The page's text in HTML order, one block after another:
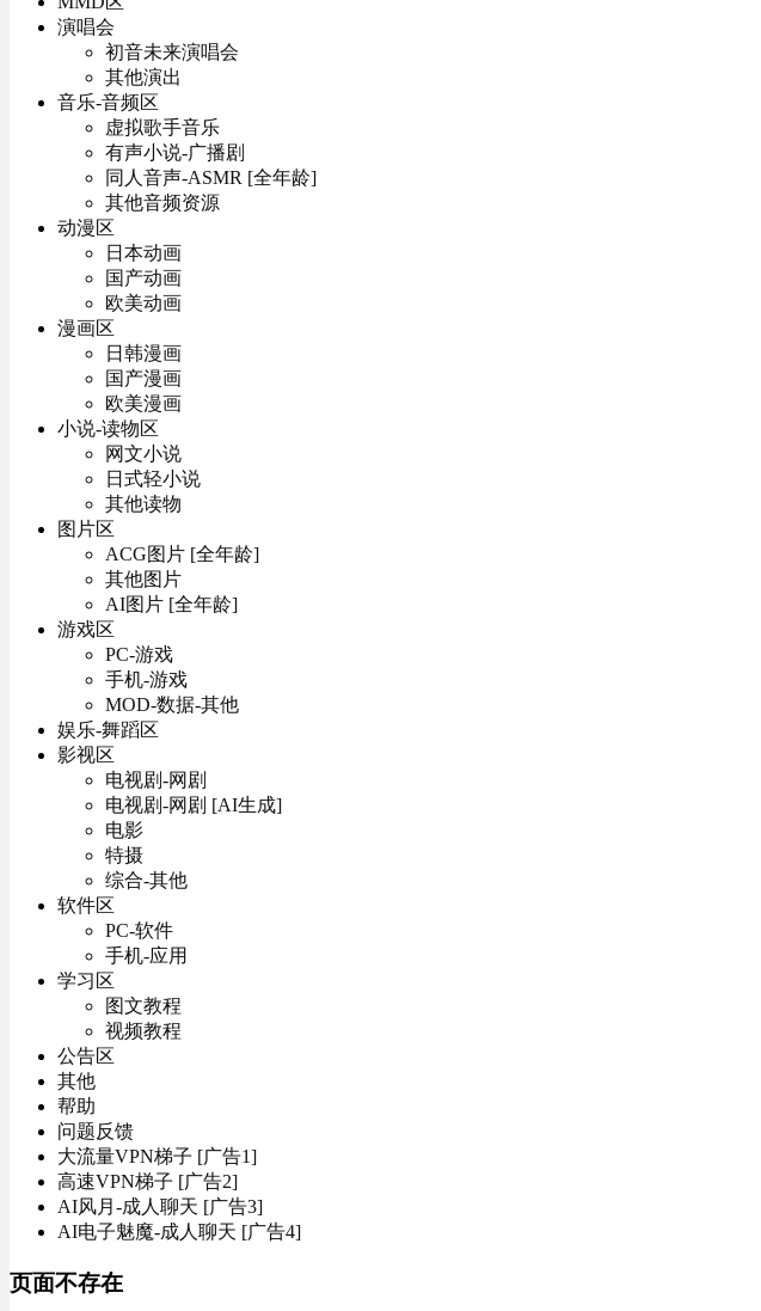
演唱会
初音未来演唱会
其他演出
音乐-音频区
虚拟歌手音乐
有声小说-广播剧
同人音声-ASMR [全年龄]
其他音频资源
动漫区
日本动画
国产动画
欧美动画
漫画区
日韩漫画
国产漫画
欧美漫画
小说-读物区
网文小说
日式轻小说
其他读物
图片区
ACG图片 [全年龄]
其他图片
AI图片 [全年龄]
游戏区
PC-游戏
手机-游戏
MOD-数据-其他
娱乐-舞蹈区
影视区
电视剧-网剧
电视剧-网剧 [AI生成]
电影
特摄
综合-其他
软件区
PC-软件
手机-应用
学习区
图文教程
视频教程
公告区
其他
帮助
问题反馈
大流量VPN梯子 [广告1]
高速VPN梯子 [广告2]
AI风月-成人聊天 [广告3]
AI电子魅魔-成人聊天 [广告4]
页面不存在